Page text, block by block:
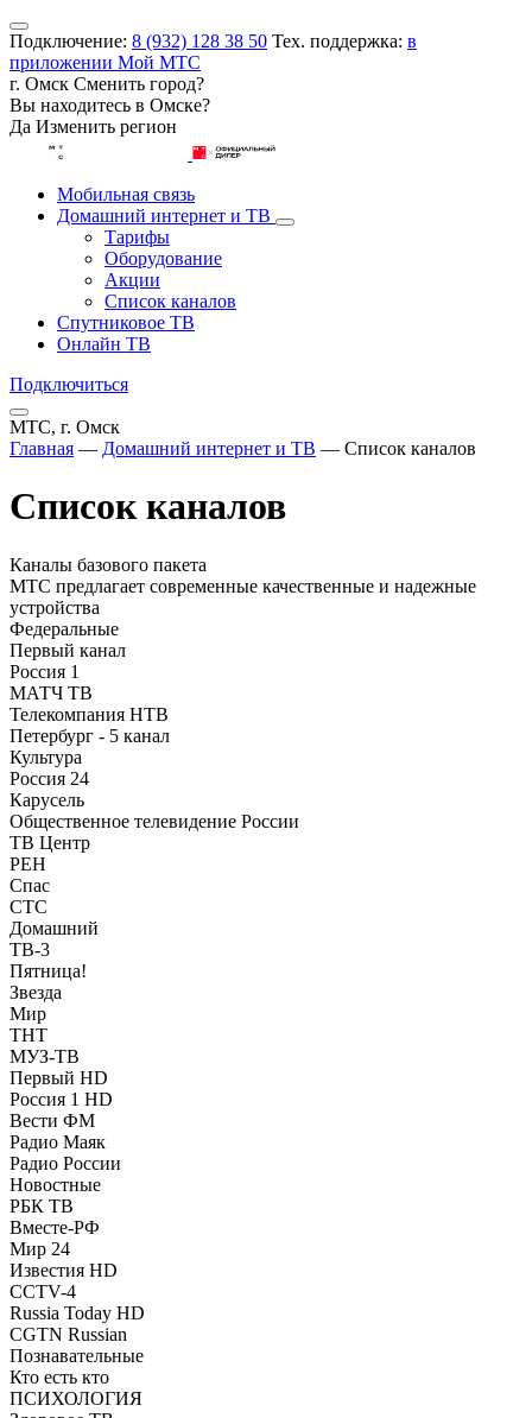
Подключение: 8 (932) 128 38 50 Тех. поддержка: в
приложении Мой МТС
г. Омск Сменить город?
Вы находитесь в Омске?
Да Изменить регион
Мобильная связь
Домашний интернет и ТВ
Тарифы
Оборудование
Акции
Список каналов
Спутниковое ТВ
Онлайн ТВ
Подключиться
МТС, г. Омск
Главная — Домашний интернет и ТВ — Список каналов
Список каналов
Каналы базового пакета
МТС предлагает современные качественные и надежные
устройства
Федеральные
Первый канал
Россия 1
МАТЧ ТВ
Телекомпания НТВ
Петербург - 5 канал
Культура
Россия 24
Карусель
Общественное телевидение России
ТВ Центр
РЕН
Спас
СТС
Домашний
ТВ-3
Пятница!
Звезда
Мир
ТНТ
МУЗ-ТВ
Первый HD
Россия 1 HD
Вести ФМ
Радио Маяк
Радио России
Новостные
РБК ТВ
Вместе-РФ
Мир 24
Известия HD
CCTV-4
Russia Today HD
CGTN Russian
Познавательные
Кто есть кто
ПСИХОЛОГИЯ